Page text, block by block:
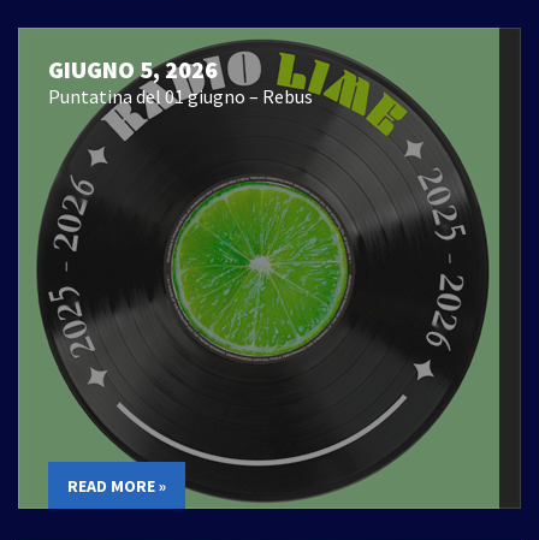
GIUGNO 5, 2026
Puntatina del 01 giugno – Rebus
READ MORE »